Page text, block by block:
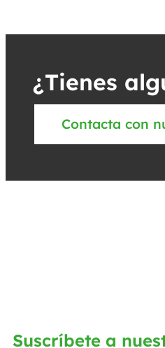
¿Tienes
Contacta con
Suscríbete a